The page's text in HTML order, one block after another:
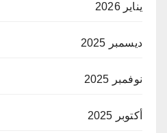
يناير 2026
ديسمبر 2025
نوفمبر 2025
أكتوبر 2025